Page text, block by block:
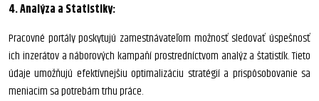
4. Analýza a Statistiky:
Pracovné portály poskytujú zamestnávateľom možnosť sledovať úspešnosť
ich inzerátov a náborových kampaňí prostredníctvom analýz a štatistík. Tieto
údaje umožňujú efektívnejšiu optimalizáciu stratégií a prispôsobovanie sa
meniacim sa potrebám trhu práce.